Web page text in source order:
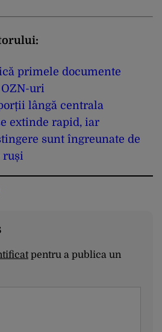
primele documente
uri
lângă centrala
extinde rapid, iar
sunt îngreunate de
ruși
pentru a publica un